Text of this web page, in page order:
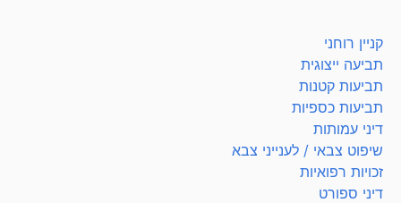
קניין רוחני
תביעה ייצוגית
תביעות קטנות
תביעות כספיות
דיני עמותות
שיפוט צבאי / לענייני צבא
זכויות רפואיות
דיני ספורט